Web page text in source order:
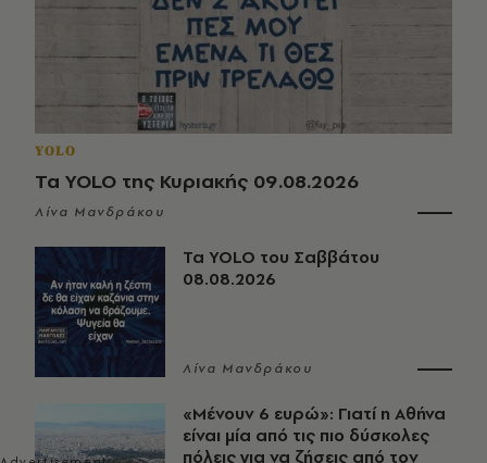
YOLO
Τα YOLO της Κυριακής 09.08.2026
Λίνα Μανδράκου
Τα YOLO του Σαββάτου
08.08.2026
Λίνα Μανδράκου
«Μένουν 6 ευρώ»: Γιατί η Αθήνα
είναι μία από τις πιο δύσκολες
πόλεις για να ζήσεις από τον